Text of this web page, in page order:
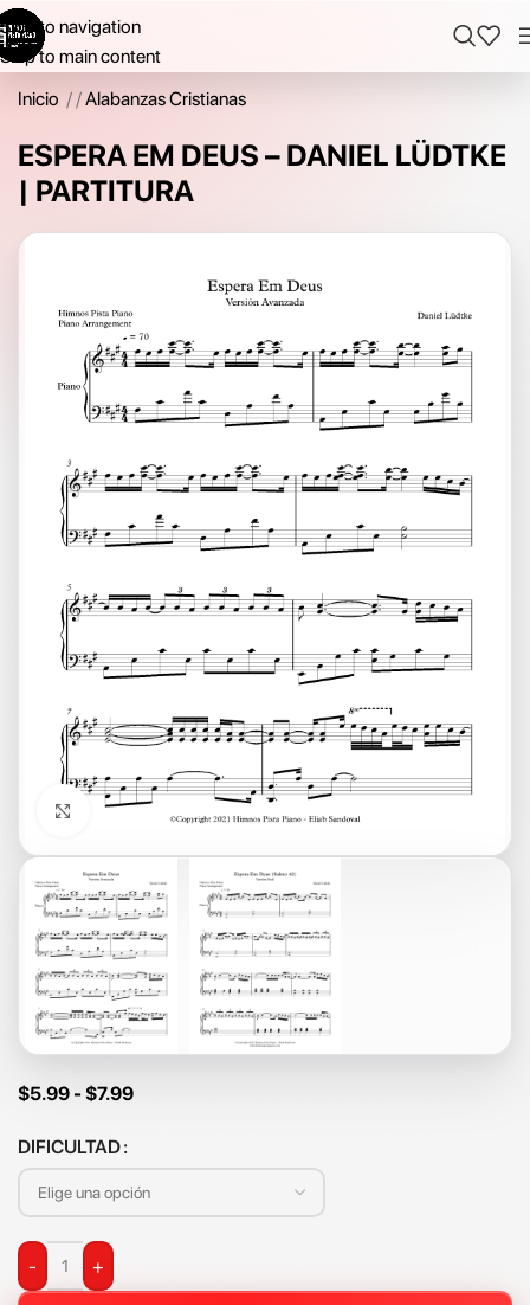
Skip to navigation
Skip to main content
Inicio / Alabanzas Cristianas
ESPERA EM DEUS – DANIEL LÜDTKE
| PARTITURA
Click to enlarge
$5.99 -$7.99
DIFICULTAD
- +